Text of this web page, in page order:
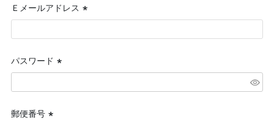
Ｅメールアドレス
(必
須)
パスワード
(必
須)
郵便番号